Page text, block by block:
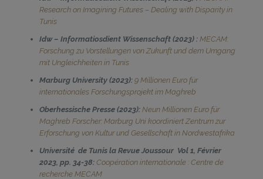
Research on Imagining Futures – Dealing with Disparity in
Tunis
Idw – Informatiosdient Wissenschaft (2023) : MECAM:
Forschung zu Vorstellungen von Zukunft und dem Umgang
mit Ungleichheiten in Tunis
Marburg University (2023): 9 Millionen Euro für
internationales Forschungsprojekt im Maghreb
Oberhessische Presse (2023): Neun Millionen Euro für
Maghreb Forscher: Marburg Uni koordiniert Zentrum zur
Erforschung von Kultur und Gesellschaft in Nordwestafrika
Université de Tunis la Revue Joussour Vol 1, Février
2023, pp. 34-38: Coopération internationale : Centre de
recherche MECAM